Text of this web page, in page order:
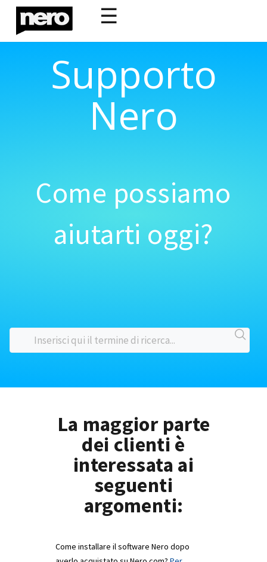
☰
Supporto
Nero
Come possiamo
aiutarti oggi?
La maggior parte
dei clienti è
interessata ai
seguenti
argomenti:
Come installare il software Nero dopo